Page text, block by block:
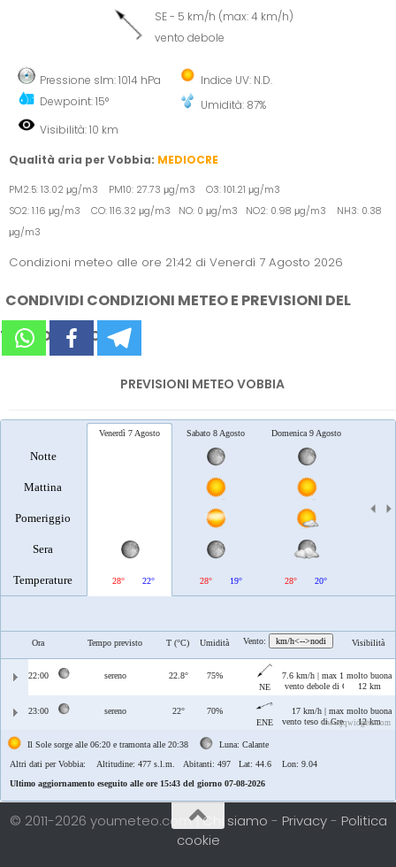
SE - 5 km/h (max: 4 km/h)
vento debole
Pressione slm: 1014 hPa
Dewpoint: 15°
Indice UV: N.D.
Umidità: 87%
Visibilità: 10 km
Qualità aria per Vobbia: MEDIOCRE
PM2.5: 13.02 μg/m3 PM10: 27.73 μg/m3 O3: 101.21 μg/m3
SO2: 1.16 μg/m3 CO: 116.32 μg/m3 NO: 0 μg/m3 NO2: 0.98 μg/m3 NH3: 0.38
μg/m3
Condizioni meteo alle ore 21:42 di Venerdì 7 Agosto 2026
CONDIVIDI CONDIZIONI METEO E PREVISIONI DEL
TEMPO SUI SOCIAL
PREVISIONI METEO VOBBIA
Notte
Mattina
Pomeriggio
Sera
Temperature
Venerdì 7 Agosto
28° 22°
Sabato 8 Agosto
28° 19°
Domenica 9 Agosto
28° 20°
Ora Tempo previsto T (°C) Umidità Vento: km/h<-->nodi Visibilità
22:00 sereno 22.8°
75%
NE
7.6 km/h | max 13 km/h
vento debole di Grecale
molto buona
12 km
23:00 sereno 22°
70%
ENE
17 km/h | max 18 km/h
vento teso di Grecale/Levante
molto buona
12 km
www.jqwidgets.com
Il Sole sorge alle 06:20 e tramonta alle 20:38
Luna: Calante
Altri dati per Vobbia: Altitudine: 477 s.l.m. Abitanti: 497 Lat: 44.6 Lon: 9.04
Ultimo aggiornamento eseguito alle ore 15:43 del giorno 07-08-2026
© 2011-2026 youmeteo.com |Chi siamo - Privacy- Politica
cookie